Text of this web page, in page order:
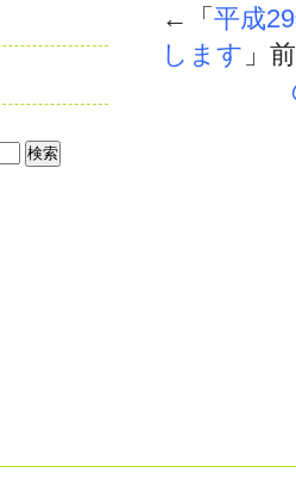
←「 平成
します 」